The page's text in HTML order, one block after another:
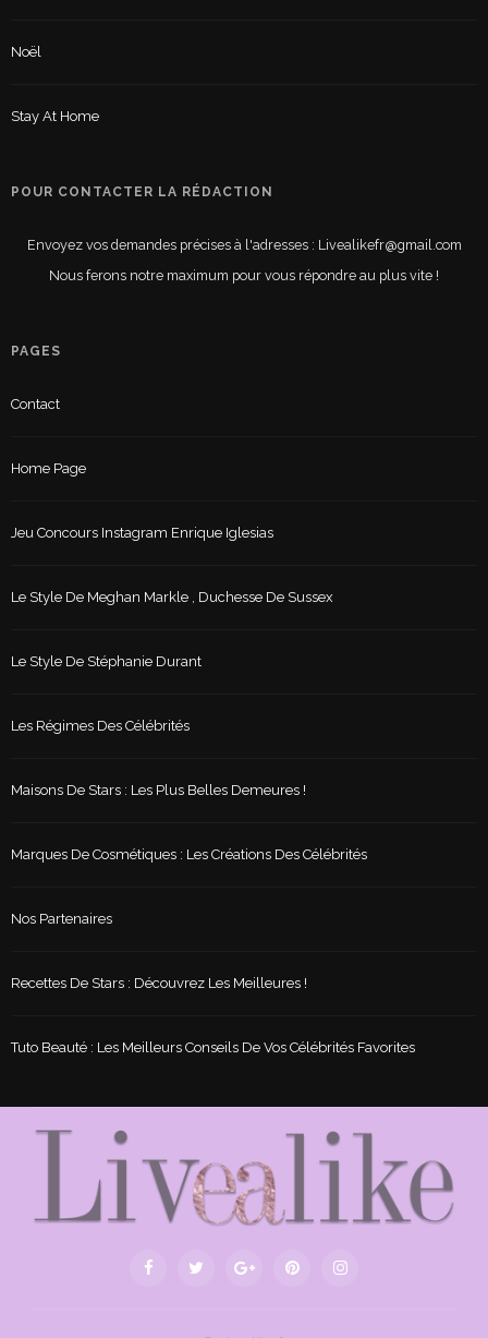
Noël
Stay At Home
POUR CONTACTER LA RÉDACTION
Envoyez vos demandes précises à l'adresses : Livealikefr@gmail.com
Nous ferons notre maximum pour vous répondre au plus vite !
PAGES
Contact
Home Page
Jeu Concours Instagram Enrique Iglesias
Le Style De Meghan Markle , Duchesse De Sussex
Le Style De Stéphanie Durant
Les Régimes Des Célébrités
Maisons De Stars : Les Plus Belles Demeures !
Marques De Cosmétiques : Les Créations Des Célébrités
Nos Partenaires
Recettes De Stars : Découvrez Les Meilleures !
Tuto Beauté : Les Meilleurs Conseils De Vos Célébrités Favorites